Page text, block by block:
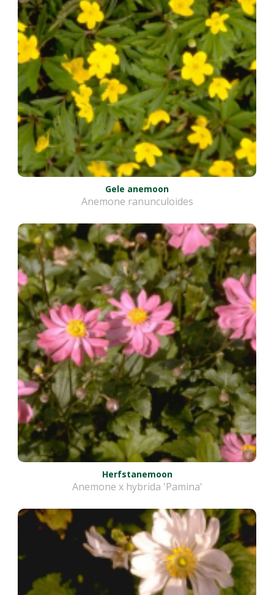
Gele anemoon
Anemone ranunculoides
Herfstanemoon
Anemone x hybrida 'Pamina'